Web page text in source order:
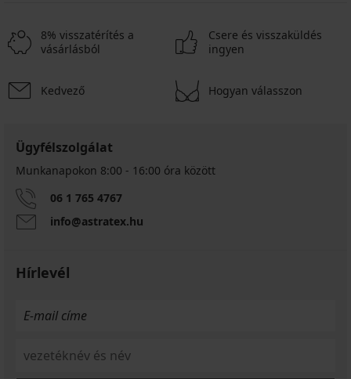
BESTSELLER
Vija
bélés
14 590
BESTSELLER
DIVA
by
IVA
melltartó
Compliment
bélelt
melltartó
13 650
ALL25
8% visszatérítés a
vásárlásból
Csere és visszaküldés
ingyen
Kedvező Hogyan válasszon
Ügyfélszolgálat
Munkanapokon 8:00 - 16:00 óra között
06 1 765 4767
info@astratex.hu
Hírlevél